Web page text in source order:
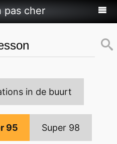
pas cher
in de buurt
95 Super 98